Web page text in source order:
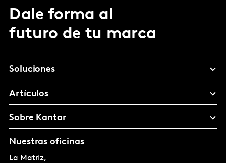
Dale forma al
futuro de tu marca
Soluciones
Artículos
Sobre Kantar
Nuestras oficinas
La Matriz,